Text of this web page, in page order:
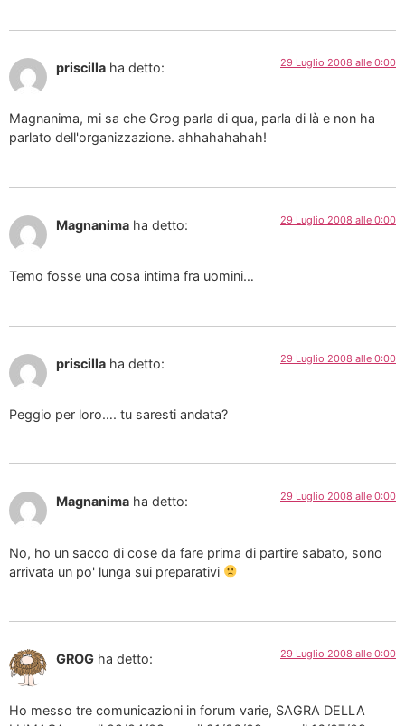
priscilla ha detto: 29 Luglio 2008 alle 0:00
Magnanima, mi sa che Grog parla di qua, parla di là e non ha
parlato dell'organizzazione. ahhahahahah!
Magnanima ha detto: 29 Luglio 2008 alle 0:00
Temo fosse una cosa intima fra uomini…
priscilla ha detto: 29 Luglio 2008 alle 0:00
Peggio per loro…. tu saresti andata?
Magnanima ha detto: 29 Luglio 2008 alle 0:00
No, ho un sacco di cose da fare prima di partire sabato, sono
arrivata un po' lunga sui preparativi
GROG ha detto: 29 Luglio 2008 alle 0:00
Ho messo tre comunicazioni in forum varie, SAGRA DELLA